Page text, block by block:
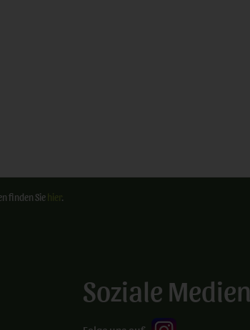
finden Sie
Soziale Medien